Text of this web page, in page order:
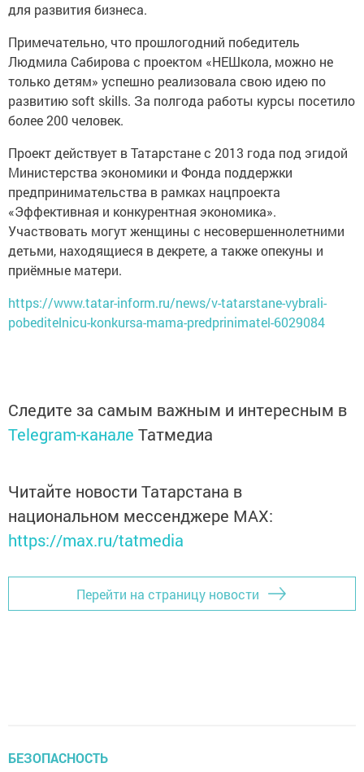
для развития бизнеса.
Примечательно, что прошлогодний победитель
Людмила Сабирова с проектом «НЕШкола, можно не
только детям» успешно реализовала свою идею по
развитию soft skills. За полгода работы курсы посетило
более 200 человек.
Проект действует в Татарстане с 2013 года под эгидой
Министерства экономики и Фонда поддержки
предпринимательства в рамках нацпроекта
«Эффективная и конкурентная экономика».
Участвовать могут женщины с несовершеннолетними
детьми, находящиеся в декрете, а также опекуны и
приёмные матери.
https://www.tatar-inform.ru/news/v-tatarstane-vybrali-
pobeditelnicu-konkursa-mama-predprinimatel-6029084
Следите за самым важным и интересным в
Telegram-канале Татмедиа
Читайте новости Татарстана в
национальном мессенджере MАХ:
https://max.ru/tatmedia
Перейти на страницу новости
БЕЗОПАСНОСТЬ